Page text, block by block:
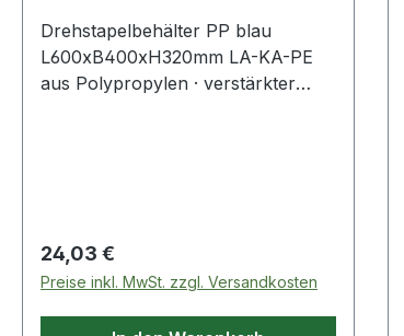
Drehstapelbehälter PP blau
L600xB400xH320mm LA-KA-PE
aus Polypropylen · verstärkter
Belege · Sicherung des Deckels
durch Plomben möglich (Zubehör)
· lebensmittelecht ·
temperaturbeständig von -20 bis
Regulärer Preis:
24,03 €
Preise inkl. MwSt. zzgl. Versandkosten